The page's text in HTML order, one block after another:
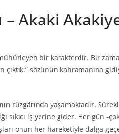
Akaki
bir karakterdir. Bir
sözünün kahramanına
rüzgârında yaşamaktadır.
iş yerine gider. Her gün -
onun her hareketiyle dalga